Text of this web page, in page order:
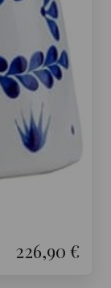
226,90 €